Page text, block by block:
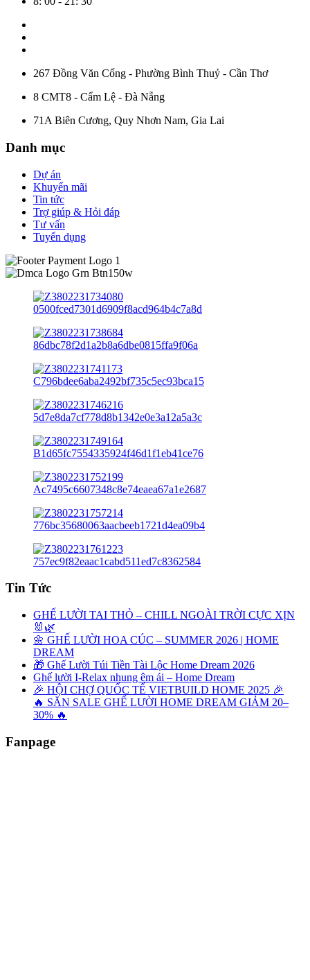
267 Đồng Văn Cống - Phường Bình Thuỷ - Cần Thơ
8 CMT8 - Cẩm Lệ - Đà Nẵng
71A Biên Cương, Quy Nhơn Nam, Gia Lai
Danh mục
Dự án
Khuyến mãi
Tin tức
Trợ giúp & Hỏi đáp
Tư vấn
Tuyển dụng
Tin Tức
GHẾ LƯỜI TAI THỎ – CHILL NGOÀI TRỜI CỰC XỊN
🐰🌿
🌼 GHẾ LƯỜI HOA CÚC – SUMMER 2026 | HOME
DREAM
🎁 Ghế Lười Túi Tiền Tài Lộc Home Dream 2026
Ghế lười I-Relax nhung êm ái – Home Dream
🎉 HỘI CHỢ QUỐC TẾ VIETBUILD HOME 2025 🎉
🔥 SĂN SALE GHẾ LƯỜI HOME DREAM GIẢM 20–
30% 🔥
Fanpage